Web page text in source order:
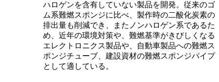
ハロゲンを含有していない製品を開発。従来のゴ
ム系難燃スポンジに比べ、製作時の二酸化炭素の
排出量も削減でき、またノンハロゲン系であるた
め、近年の環境対策や、難燃基準がきびしくなる
エレクトロニクス製品や、自動車製品への難燃ス
ポンジチューブ、建設資材の難燃スポンジパイプ
として適している。